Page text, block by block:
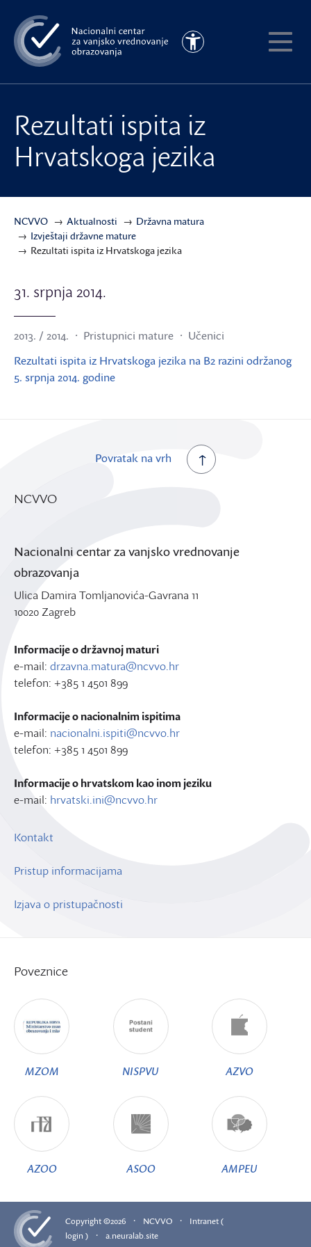
na
glavni
sadržaj
Pristupačnost
Rezultati ispita iz
Hrvatskoga jezika
NCVVO Aktualnosti
Državna matura
Izvještaji državne mature
Rezultati ispita iz Hrvatskoga jezika
31. srpnja 2014.
2013. / 2014. Pristupnici mature
Učenici
Rezultati ispita iz Hrvatskoga jezika na B2 razini održanog
5. srpnja 2014. godine
Povratak na vrh
NCVVO
Nacionalni centar za vanjsko vrednovanje
obrazovanja
Ulica Damira Tomljanovića-Gavrana 11
10020 Zagreb
Informacije o državnoj maturi
e-mail: drzavna.matura@ncvvo.hr
telefon: +385 1 4501 899
Informacije o nacionalnim ispitima
e-mail: nacionalni.ispiti@ncvvo.hr
telefon: +385 1 4501 899
Informacije o hrvatskom kao inom jeziku
e-mail: hrvatski.ini@ncvvo.hr
Kontakt
Pristup informacijama
Izjava o pristupačnosti
Poveznice
MZOM NISPVU AZVO
AZOO ASOO AMPEU
Copyright ©2026 · NCVVO ·
Intranet (
login )
· a.neuralab.site